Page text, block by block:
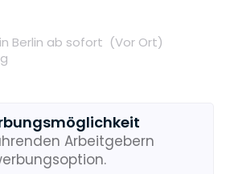
in Berlin ab sofort (Vor Ort)
Arbeitgebern